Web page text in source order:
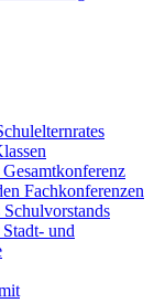
Fachkonferenzen
und